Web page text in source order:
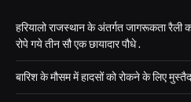
हरियालो राजस्थान के अंतर्गत जागरूकता रैली
रोपे गये तीन सौ एक छायादार पौधे .
बारिश के मौसम में हादसों को रोकने के लिए